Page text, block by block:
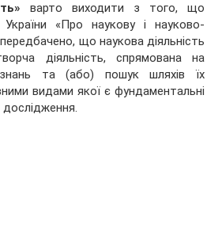
варто виходити з того, що
«Про наукову і науково-
передбачено, що наукова діяльність
діяльність, спрямована на
та (або) пошук шляхів їх
видами якої є фундаментальні
дослідження.